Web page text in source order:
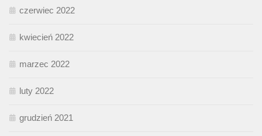
czerwiec 2022
kwiecień 2022
marzec 2022
luty 2022
grudzień 2021